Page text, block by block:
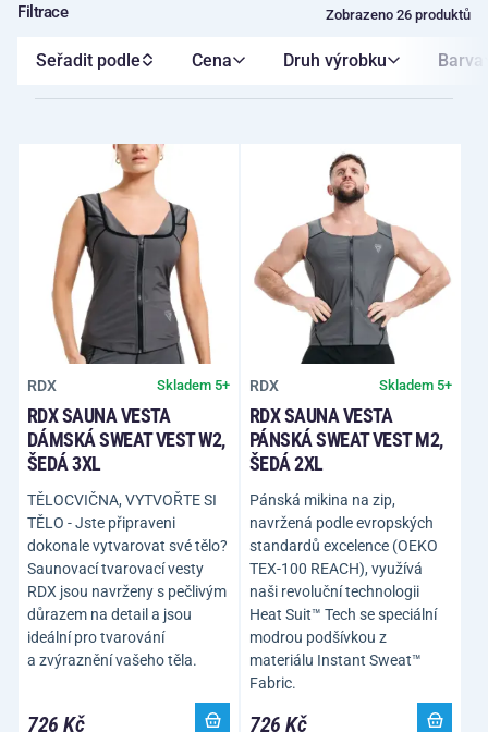
Filtrace Zobrazeno 26 produktů
Cena Druh výrobku Barva
Seřadit podle
RDX Skladem 5+
RDX SAUNA VESTA
DÁMSKÁ SWEAT VEST W2,
ŠEDÁ 3XL
TĚLOCVIČNA, VYTVOŘTE SI
TĚLO - Jste připraveni
dokonale vytvarovat své tělo?
Saunovací tvarovací vesty
RDX jsou navrženy s pečlivým
důrazem na detail a jsou
ideální pro tvarování
a zvýraznění vašeho těla.
726 Kč
RDX Skladem 5+
RDX SAUNA VESTA
PÁNSKÁ SWEAT VEST M2,
ŠEDÁ 2XL
Pánská mikina na zip,
navržená podle evropských
standardů excelence (OEKO
TEX-100 REACH), využívá
naši revoluční technologii
Heat Suit™ Tech se speciální
modrou podšívkou z
materiálu Instant Sweat™
Fabric.
726 Kč